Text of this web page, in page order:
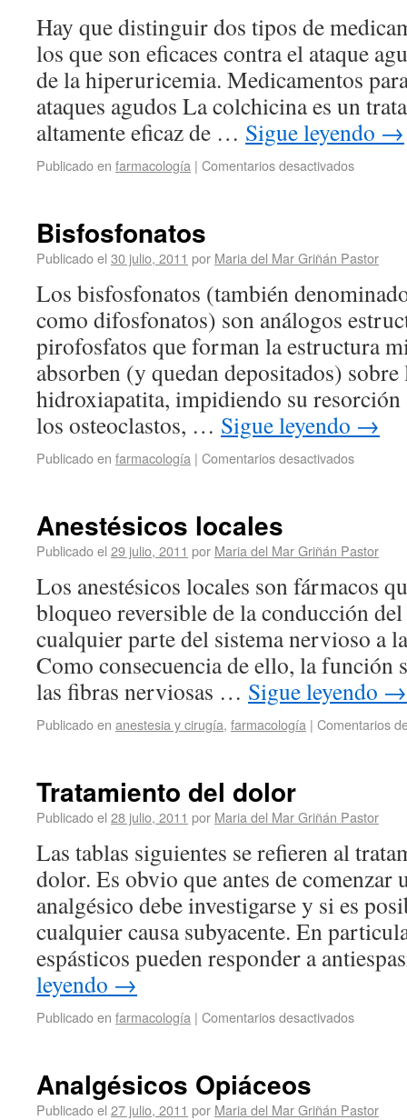
Hay que distinguir dos tipos de
los que son eficaces contra el ataque
de la hiperuricemia. Medicamentos
ataques agudos La colchicina es un
altamente eficaz de … Sigue leyendo →
Publicado en farmacología | Comentarios desactivados
Bisfosfonatos
Publicado el 30 julio, 2011 por Maria del Mar Griñán Pastor
Los bisfosfonatos (también
como difosfonatos) son análogos
pirofosfatos que forman la estructura
absorben (y quedan depositados)
hidroxiapatita, impidiendo su
los osteoclastos, … Sigue leyendo →
Publicado en farmacología | Comentarios desactivados
Anestésicos locales
Publicado el 29 julio, 2011 por Maria del Mar Griñán Pastor
Los anestésicos locales son fármacos
bloqueo reversible de la conducción
cualquier parte del sistema nervioso a
Como consecuencia de ello, la función
las fibras nerviosas … Sigue leyendo →
Publicado en anestesia y cirugía, farmacología | Comentarios
Tratamiento del dolor
Publicado el 28 julio, 2011 por Maria del Mar Griñán Pastor
Las tablas siguientes se refieren al
dolor. Es obvio que antes de comenzar
analgésico debe investigarse y si es
cualquier causa subyacente. En
espásticos pueden responder a
leyendo →
Publicado en farmacología | Comentarios desactivados
Analgésicos Opiáceos
Publicado el 27 julio, 2011 por Maria del Mar Griñán Pastor